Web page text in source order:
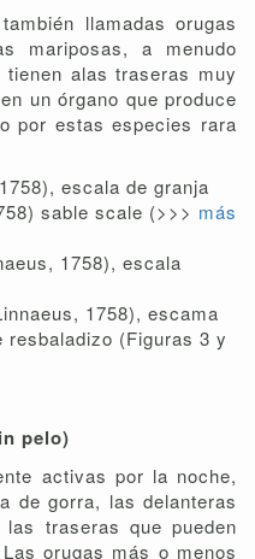
llamadas orugas
mariposas, a menudo
alas traseras muy
un órgano que produce
por estas especies rara
escala de granja
sable scale (>>> más
1758), escala
1758), escama
resbaladizo (Figuras 3 y
pelo)
activas por la noche,
de gorra, las delanteras
traseras que pueden
orugas más o menos